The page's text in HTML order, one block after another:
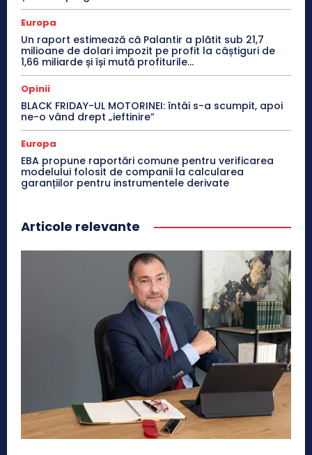
Europa
Un raport estimează că Palantir a plătit sub 21,7
milioane de dolari impozit pe profit la câștiguri de
1,66 miliarde și își mută profiturile...
Opinii
BLACK FRIDAY-UL MOTORINEI: întâi s-a scumpit, apoi
ne-o vând drept „ieftinire”
Europa
EBA propune raportări comune pentru verificarea
modelului folosit de companii la calcularea
garanțiilor pentru instrumentele derivate
Articole relevante